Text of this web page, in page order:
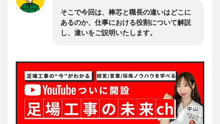
そこで今回は、棒芯と職長の違いはどこに
あるのか、仕事における役割について解説
し、違いをご説明いたします。